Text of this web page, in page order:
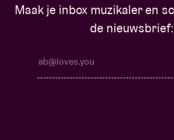
Maak je inbox muzikaler en
de nieuwsbrief: